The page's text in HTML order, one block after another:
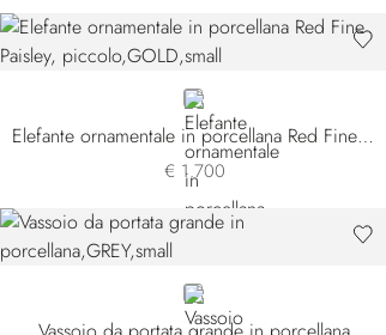
GOLD
Elefante ornamentale in porcellana Red Fine Paisley, piccolo
€ 1.700
GREY